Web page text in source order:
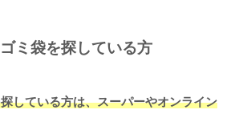
ミ袋を探している方
している方は、スーパーやオンライン